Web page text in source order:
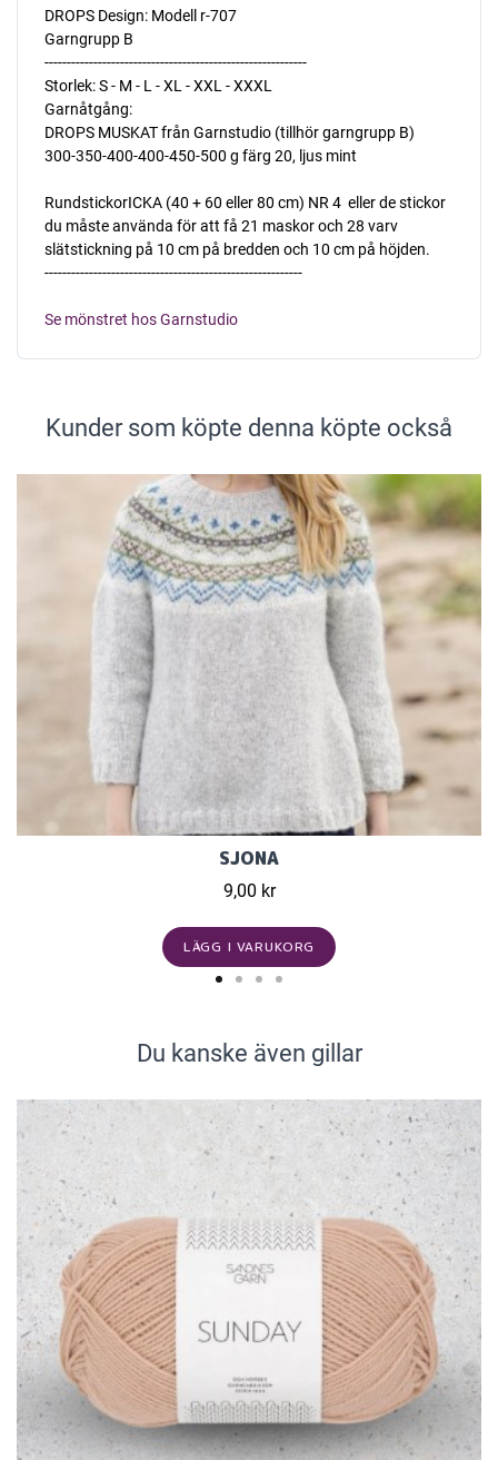
DROPS Design: Modell r-707
Garngrupp B
-----------------------------------------------------------
Storlek: S - M - L - XL - XXL - XXXL
Garnåtgång:
DROPS MUSKAT från Garnstudio (tillhör garngrupp B)
300-350-400-400-450-500 g färg 20, ljus mint
RundstickorICKA (40 + 60 eller 80 cm) NR 4  eller de stickor
du måste använda för att få 21 maskor och 28 varv
slätstickning på 10 cm på bredden och 10 cm på höjden.
----------------------------------------------------------
Se mönstret hos Garnstudio
Kunder som köpte denna köpte också
SJONA
9,00 kr
LÄGG I VARUKORG
Du kanske även gillar